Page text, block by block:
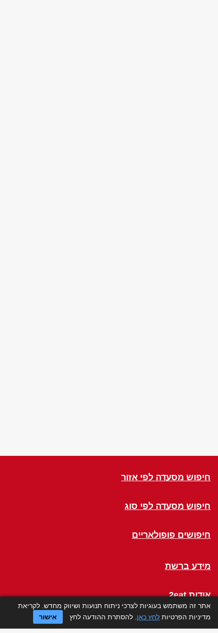
חיפוש מסעדה לפי אזור
חיפוש מסעדה לפי סוג
חיפושים פופולאריים
מידע ברשת
אודות 2eat
Click a Table
אתר זה משתמש בעוגיות לצרכי ניתוח תנועות ושיווק מחדש. לקריאת
מדיניות הפרטיות לחץ כאן . להסתרת ההודעה לחץ אישור